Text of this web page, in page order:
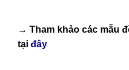
→ Tham khảo các mẫu
tại đây